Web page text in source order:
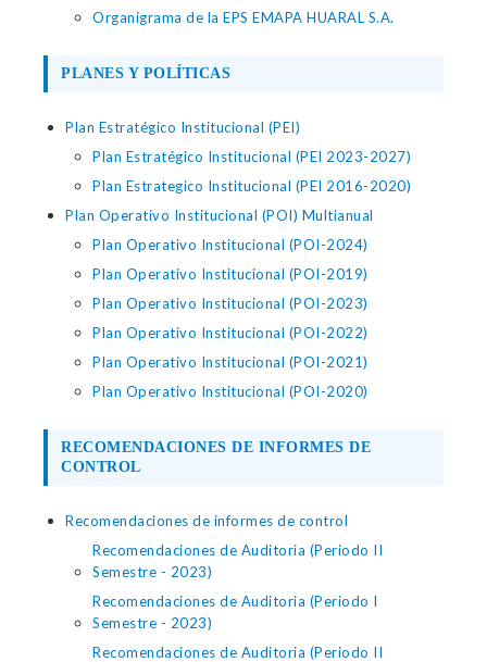
Organigrama de la EPS EMAPA HUARAL S.A.
PLANES Y POLÍTICAS
Plan Estratégico Institucional (PEI)
Plan Estratégico Institucional (PEI 2023-2027)
Plan Estrategico Institucional (PEI 2016-2020)
Plan Operativo Institucional (POI) Multianual
Plan Operativo Institucional (POI-2024)
Plan Operativo Institucional (POI-2019)
Plan Operativo Institucional (POI-2023)
Plan Operativo Institucional (POI-2022)
Plan Operativo Institucional (POI-2021)
Plan Operativo Institucional (POI-2020)
RECOMENDACIONES DE INFORMES DE
CONTROL
Recomendaciones de informes de control
Recomendaciones de Auditoria (Periodo II
Semestre - 2023)
Recomendaciones de Auditoria (Periodo I
Semestre - 2023)
Recomendaciones de Auditoria (Periodo II